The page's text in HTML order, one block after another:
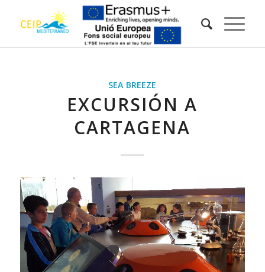
SEA BREEZE
EXCURSIÓN A
CARTAGENA